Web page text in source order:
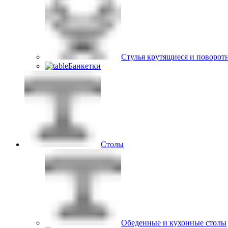
Стулья крутящиеся и
Банкетки
Столы
Обеденные и кухонные столы